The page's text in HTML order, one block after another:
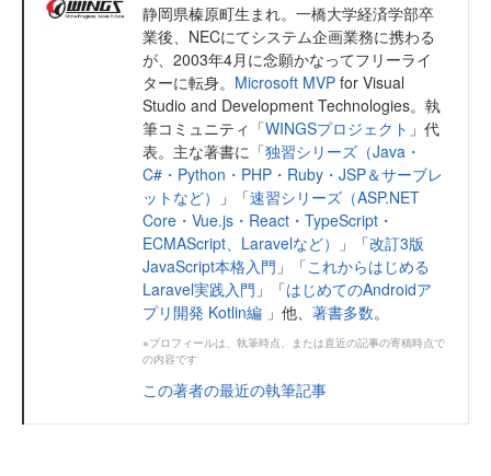
静岡県榛原町生まれ。一橋大学経済学部卒
業後、NECにてシステム企画業務に携わる
が、2003年4月に念願かなってフリーライ
ターに転身。 Microsoft MVP for Visual
Studio and Development Technologies。執
筆コミュニティ「WINGSプロジェクト 」代
表。主な著書に「独習シリーズ（Java・
C#・Python・PHP・Ruby・JSP＆サーブレ
ットなど）
」「速習シリーズ（ASP.NET
Core・Vue.js・React・TypeScript・
ECMAScript、Laravelなど）
」「改訂3版
JavaScript本格入門 」「これからはじめる
Laravel実践入門 」「はじめてのAndroidア
プリ開発 Kotlin編 」他、 著書多数。
※プロフィールは、執筆時点、または直近の記事の寄稿時点で
の内容です
この著者の最近の執筆記事